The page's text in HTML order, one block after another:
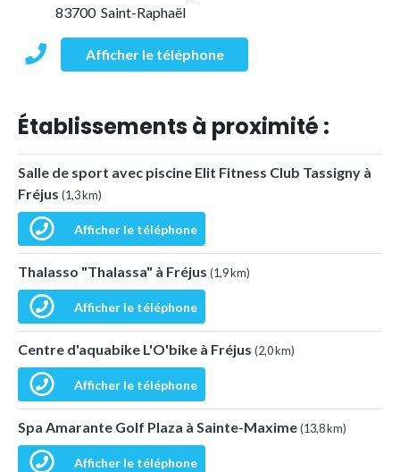
83700 Saint-Raphaël
Afficher le téléphone
Établissements à proximité :
Salle de sport avec piscine Elit Fitness Club Tassigny à
Fréjus (1,3 km)
Afficher le téléphone
Thalasso "Thalassa" à Fréjus (1,9 km)
Afficher le téléphone
Centre d'aquabike L'O'bike à Fréjus (2,0 km)
Afficher le téléphone
Spa Amarante Golf Plaza à Sainte-Maxime(13,8 km)
Afficher le téléphone